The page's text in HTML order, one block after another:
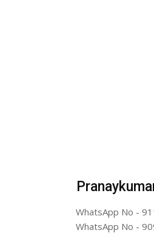
WhatsApp No -
WhatsApp No -